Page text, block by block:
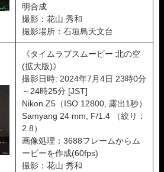
明合成
撮影：花山 秀和
撮影場所：石垣島天文台
《タイムラプスムービー 北の空
(拡大版)》
撮影日時: 2024年7月4日 23時0分
～24時25分 [JST]
Nikon Z5（ISO 12800, 露出1秒）
Samyang 24 mm, F/1.4 （絞り：
2.8）
画像処理：3688フレームからム
ービーを作成(60fps)
撮影：花山 秀和